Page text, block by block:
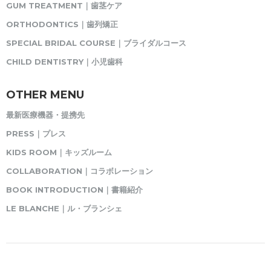
GUM TREATMENT｜歯茎ケア
ORTHODONTICS｜歯列矯正
SPECIAL BRIDAL COURSE｜ブライダルコース
CHILD DENTISTRY｜小児歯科
OTHER MENU
最新医療機器・提携先
PRESS｜プレス
KIDS ROOM｜キッズルーム
COLLABORATION｜コラボレーション
BOOK INTRODUCTION｜書籍紹介
LE BLANCHE｜ル・ブランシェ